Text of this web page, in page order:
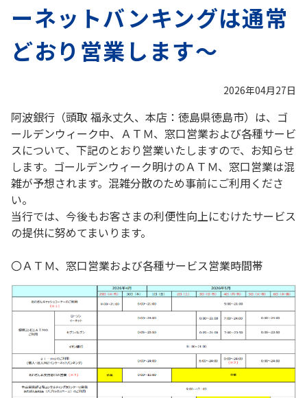
ーネットバンキングは通常
どおり営業します～
2026年04月27日
阿波銀行（頭取 福永丈久、本店：徳島県徳島市）は、ゴ
ールデンウィーク中、ＡＴＭ、窓口営業および各種サービ
スについて、下記のとおり営業いたしますので、お知らせ
します。ゴールデンウィーク明けのＡＴＭ、窓口営業は混
雑が予想されます。混雑分散のため事前にご利用くださ
い。
当行では、今後もお客さまの利便性向上にむけたサービス
の提供に努めてまいります。
〇ＡＴＭ、窓口営業および各種サービス営業時間帯